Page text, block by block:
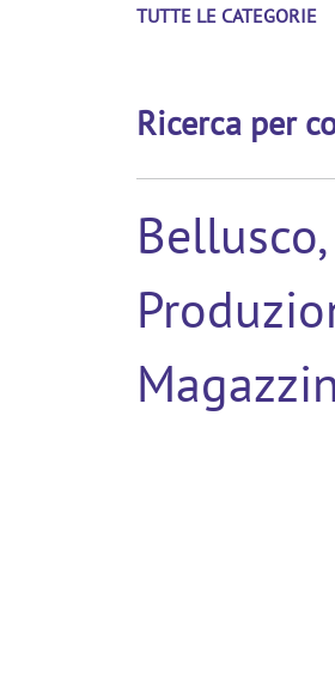
TUTTE LE CATEGORIE
Ricerca per
Bellusco,